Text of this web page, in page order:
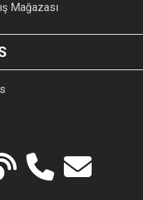
Mağazası